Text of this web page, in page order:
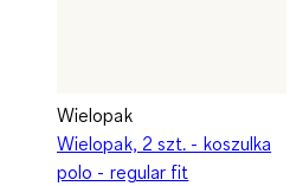
Wielopak
Wielopak, 2 szt. - koszulka
polo - regular fit